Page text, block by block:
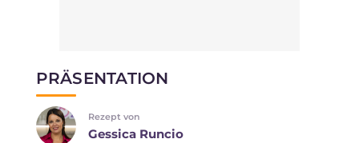
PRÄSENTATION
Rezept von
Gessica Runcio